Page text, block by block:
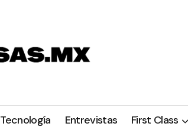
Tecnología Entrevistas First Class